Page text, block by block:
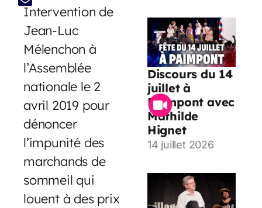
Intervention de
Jean-Luc
Mélenchon à
l’Assemblée
nationale le 2
avril 2019 pour
dénoncer
l’impunité des
marchands de
sommeil qui
louent à des prix
Discours du 14
juillet à
Paimpont avec
Mathilde
Hignet
14 juillet 2026